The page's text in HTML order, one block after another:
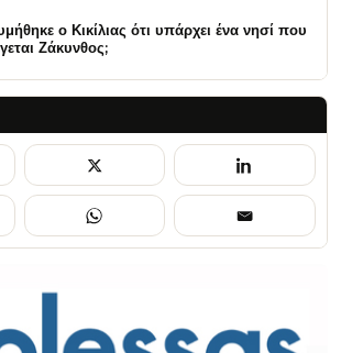
ο Κικίλιας ότι υπάρχει ένα νησί που
Ζάκυνθος;